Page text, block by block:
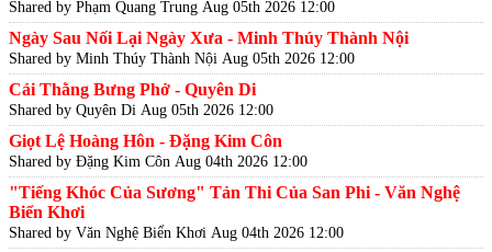
Shared by Phạm Quang Trung Aug 05th 2026 12:00
Ngày Sau Nối Lại Ngày Xưa - Minh Thúy Thành Nội
Shared by Minh Thúy Thành Nội Aug 05th 2026 12:00
Cái Thằng Bưng Phở - Quyên Di
Shared by Quyên Di Aug 05th 2026 12:00
Giọt Lệ Hoàng Hôn - Đặng Kim Côn
Shared by Đặng Kim Côn Aug 04th 2026 12:00
"Tiếng Khóc Của Sương" Tản Thi Của San Phi - Văn Nghệ
Biển Khơi
Shared by Văn Nghệ Biển Khơi Aug 04th 2026 12:00